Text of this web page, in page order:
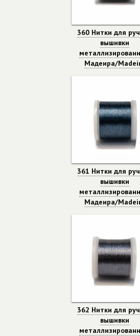
360 Нитки для
вышивки
Мадеира/
361 Нитки для
вышивки
Мадеира/
362 Нитки для
вышивки